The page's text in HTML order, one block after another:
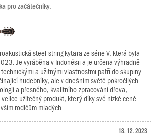
pro začátečníky.
steel-string kytara ze série V, která byla
Je vyráběna v Indonésii a je určena výhradně
a užitnými vlastnostmi patří do skupiny
hudebníky, ale v dnešním světě pokročilých
a přesného, kvalitního zpracování dřeva,
užitečný produkt, který díky své nízké ceně
rodičům mladých...
18. 12. 2023